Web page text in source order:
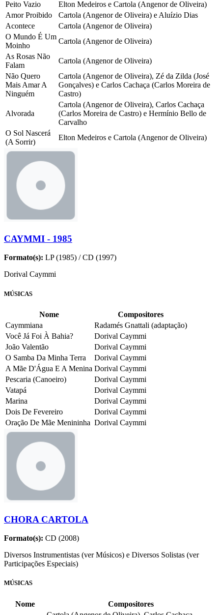
Peito Vazio
Elton Medeiros e Cartola (Angenor de Oliveira)
Amor Proibido
Cartola (Angenor de Oliveira) e Aluízio Dias
Acontece
Cartola (Angenor de Oliveira)
O Mundo É Um
Moinho
Cartola (Angenor de Oliveira)
As Rosas Não
Falam
Cartola (Angenor de Oliveira)
Não Quero
Mais Amar A
Ninguém
Cartola (Angenor de Oliveira), Zé da Zilda (José
Gonçalves) e Carlos Cachaça (Carlos Moreira de
Castro)
Alvorada
Cartola (Angenor de Oliveira), Carlos Cachaça
(Carlos Moreira de Castro) e Hermínio Bello de
Carvalho
O Sol Nascerá
(A Sorrir)
Elton Medeiros e Cartola (Angenor de Oliveira)
CAYMMI - 1985
Formato(s): LP (1985) / CD (1997)
Dorival Caymmi
MÚSICAS
Nome
Compositores
Caymmiana
Radamés Gnattali (adaptação)
Você Já Foi À Bahia?
Dorival Caymmi
João Valentão
Dorival Caymmi
O Samba Da Minha Terra
Dorival Caymmi
A Mãe D'Água E A Menina Dorival Caymmi
Pescaria (Canoeiro)
Dorival Caymmi
Vatapá
Dorival Caymmi
Marina
Dorival Caymmi
Dois De Fevereiro
Dorival Caymmi
Oração De Mãe Menininha Dorival Caymmi
CHORA CARTOLA
Formato(s): CD (2008)
Diversos Instrumentistas (ver Músicos) e Diversos Solistas (ver
Participações Especiais)
MÚSICAS
Nome Compositores